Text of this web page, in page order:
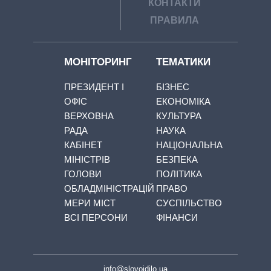
КОНТАКТИ
ПРАВИЛА
МОНІТОРИНГ
ПРЕЗИДЕНТ І
ОФІС
ВЕРХОВНА
РАДА
КАБІНЕТ
МІНІСТРІВ
ГОЛОВИ
ОБЛАДМІНІСТРАЦІЙ
МЕРИ МІСТ
ВСІ ПЕРСОНИ
ТЕМАТИКИ
БІЗНЕС
ЕКОНОМІКА
КУЛЬТУРА
НАУКА
НАЦІОНАЛЬНА
БЕЗПЕКА
ПОЛІТИКА
ПРАВО
СУСПІЛЬСТВО
ФІНАНСИ
info@slovoidilo.ua